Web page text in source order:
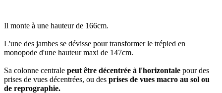
Il monte à une hauteur de 166cm.
L'une des jambes se dévisse pour transformer le trépied en
monopode d'une hauteur maxi de 147cm.
Sa colonne centrale peut être décentrée à l'horizontale pour des
prises de vues décentrées, ou des prises de vues macro au sol ou
de reprographie.